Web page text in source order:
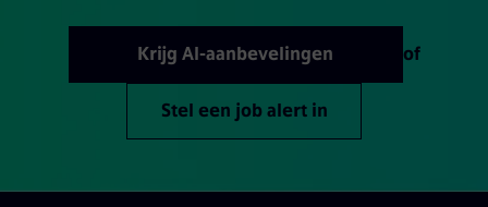
Krijg AI-aanbevelingen of
Stel een job alert in